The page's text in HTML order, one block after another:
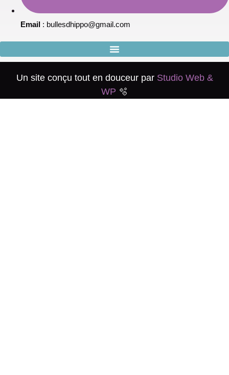
Email : bullesdhippo@gmail.com
Un site conçu tout en douceur par Studio Web &
WP 🫧